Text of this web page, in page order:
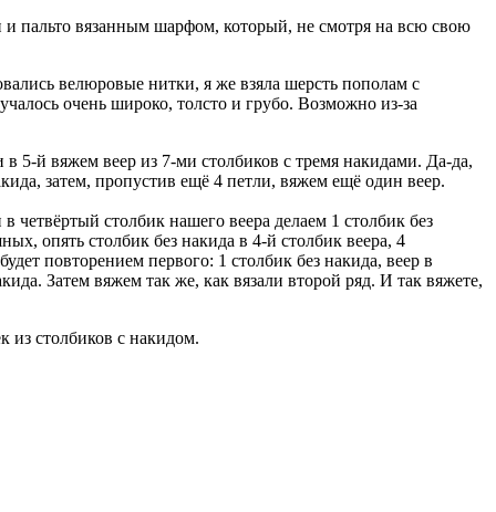
пальто вязанным шарфом, который, не смотря на всю свою
велюровые нитки, я же взяла шерсть пополам с
очень широко, толсто и грубо. Возможно из-за
5-й вяжем веер из 7-ми столбиков с тремя накидами. Да-да,
затем, пропустив ещё 4 петли, вяжем ещё один веер.
столбик нашего веера делаем 1 столбик без
опять столбик без накида в 4-й столбик веера, 4
повторением первого: 1 столбик без накида, веер в
Затем вяжем так же, как вязали второй ряд. И так вяжете,
из столбиков с накидом.